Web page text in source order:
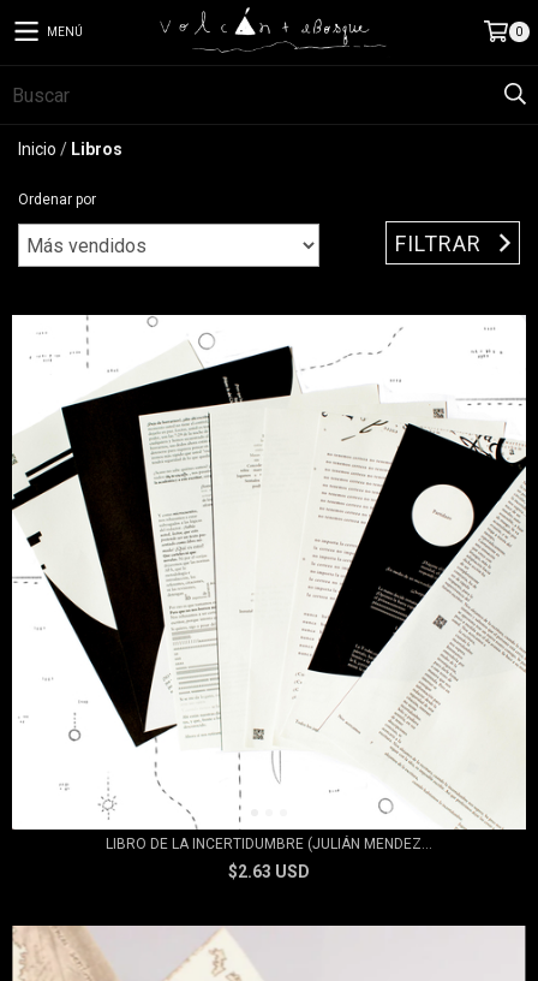
MENÚ 0
Inicio / Libros
Ordenar por
FILTRAR
LIBRO DE LA INCERTIDUMBRE (JULIÁN MENDEZ...
$2.63 USD